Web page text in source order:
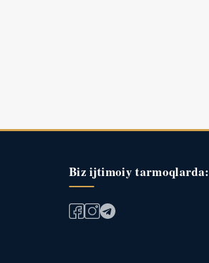
Biz ijtimoiy tarmoqlarda: